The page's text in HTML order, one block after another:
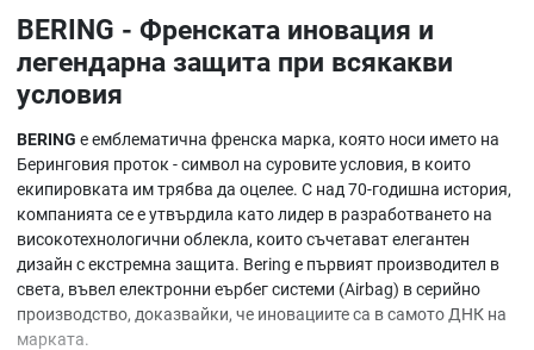
BERING - Френската иновация и
легендарна защита при всякакви
условия
BERING е емблематична френска марка, която носи името на
Беринговия проток - символ на суровите условия, в които
екипировката им трябва да оцелее. С над 70-годишна история,
компанията се е утвърдила като лидер в разработването на
високотехнологични облекла, които съчетават елегантен
дизайн с екстремна защита. Bering е първият производител в
света, въвел електронни еърбег системи (Airbag) в серийно
производство, доказвайки, че иновациите са в самото ДНК на
марката.